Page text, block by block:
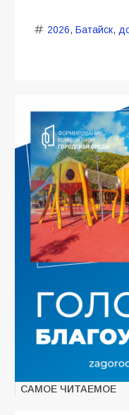
2026, Батайск,
САМОЕ ЧИТАЕМОЕ